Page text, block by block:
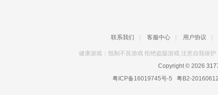
联系我们 客服中心 用户协议
健康游戏：抵制不良游戏 拒绝盗版游戏 注意自我保
Copyright © 2026
粤ICP备16019745号-5 粤B2-